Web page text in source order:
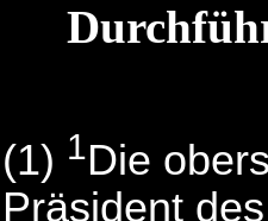
(1) 1Die
Präsident